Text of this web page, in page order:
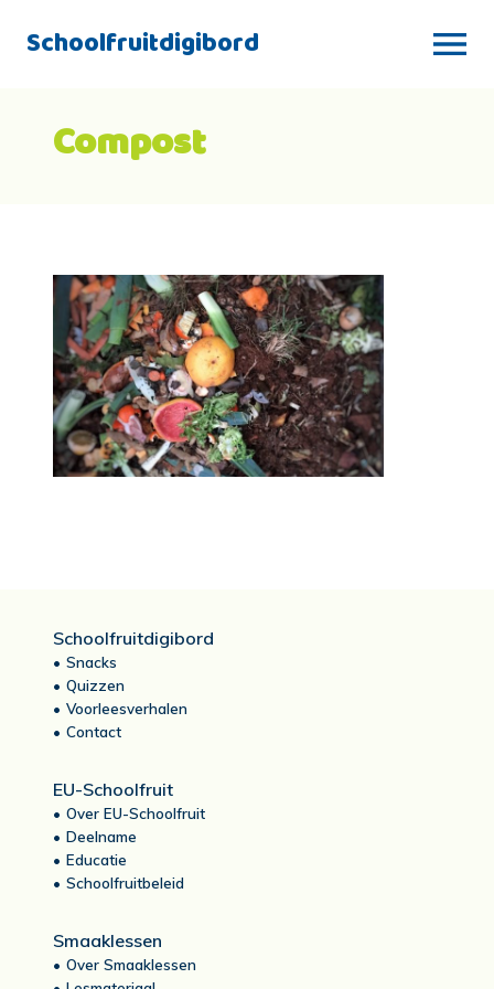
Schoolfruitdigibord
Compost
Schoolfruitdigibord
Snacks
Quizzen
Voorleesverhalen
Contact
EU-Schoolfruit
Over EU-Schoolfruit
Deelname
Educatie
Schoolfruitbeleid
Smaaklessen
Over Smaaklessen